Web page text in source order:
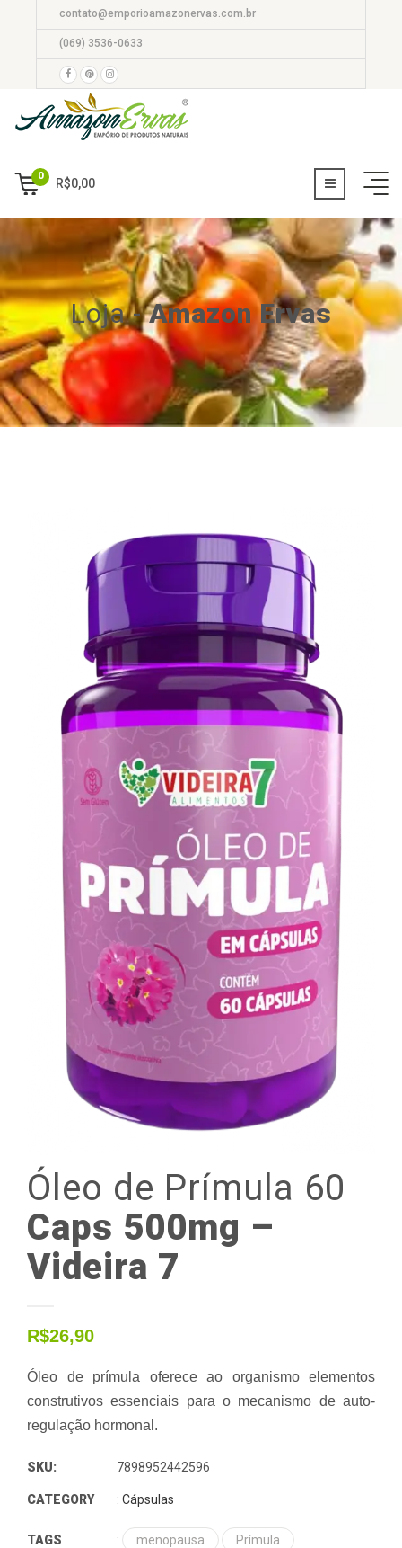
contato@emporioamazonervas.com.br
(069) 3536-0633
0
R$0,00
Loja -Amazon Ervas
Óleo de Prímula 60
Caps 500mg –
Videira 7
R$26,90
Óleo de prímula oferece ao organismo elementos
construtivos essenciais para o mecanismo de auto-
regulação hormonal.
SKU: 7898952442596
CATEGORY : Cápsulas
TAGS : menopausa Prímula